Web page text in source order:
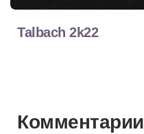
Talbach 2k22
Комментарии